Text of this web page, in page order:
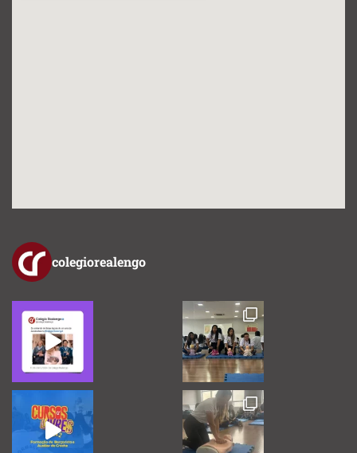
colegiorealengo